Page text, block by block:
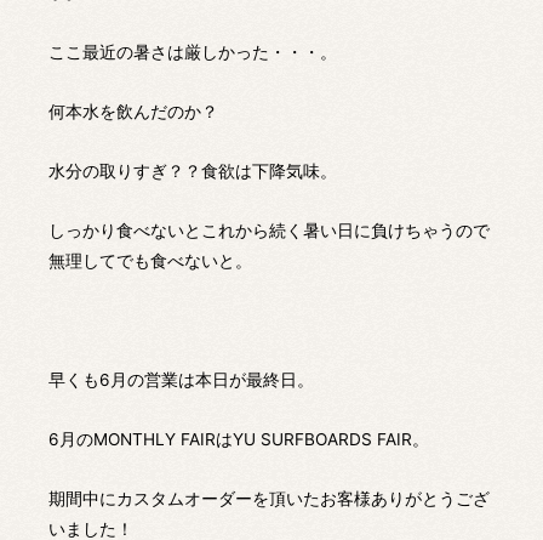
ここ最近の暑さは厳しかった・・・。
何本水を飲んだのか？
水分の取りすぎ？？食欲は下降気味。
しっかり食べないとこれから続く暑い日に負けちゃうので
無理してでも食べないと。
早くも6月の営業は本日が最終日。
6月のMONTHLY FAIRはYU SURFBOARDS FAIR。
期間中にカスタムオーダーを頂いたお客様ありがとうござ
いました！